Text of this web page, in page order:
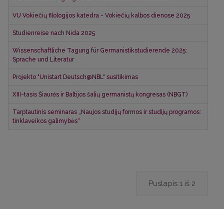
VU Vokiečių filologijos katedra - Vokiečių kalbos dienose 2025
Studienreise nach Nida 2025
Wissenschaftliche Tagung für Germanistikstudierende 2025:
Sprache und Literatur
Projekto "Unistart Deutsch@NBL" susitikimas
XIII-tasis Šiaurės ir Baltijos šalių germanistų kongresas (NBGT)
Tarptautinis seminaras „Naujos studijų formos ir studijų programos:
tinklaveikos galimybės“
Puslapis 1 iš 2